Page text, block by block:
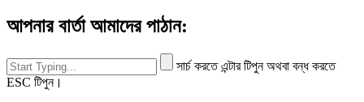
আপনার বার্তা আমাদের পাঠান:
সার্চ করতে এন্টার টিপুন অথবা বন্ধ করতে
ESC টিপুন।